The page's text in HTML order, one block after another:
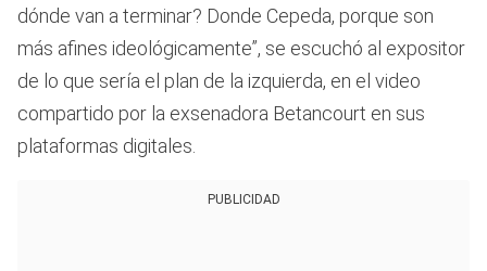
dónde van a terminar? Donde Cepeda, porque son
más afines ideológicamente”, se escuchó al expositor
de lo que sería el plan de la izquierda, en el video
compartido por la exsenadora Betancourt en sus
plataformas digitales.
PUBLICIDAD